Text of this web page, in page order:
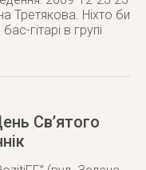
Третякова. Ніхто би
гітарі в групі
Св’ятого